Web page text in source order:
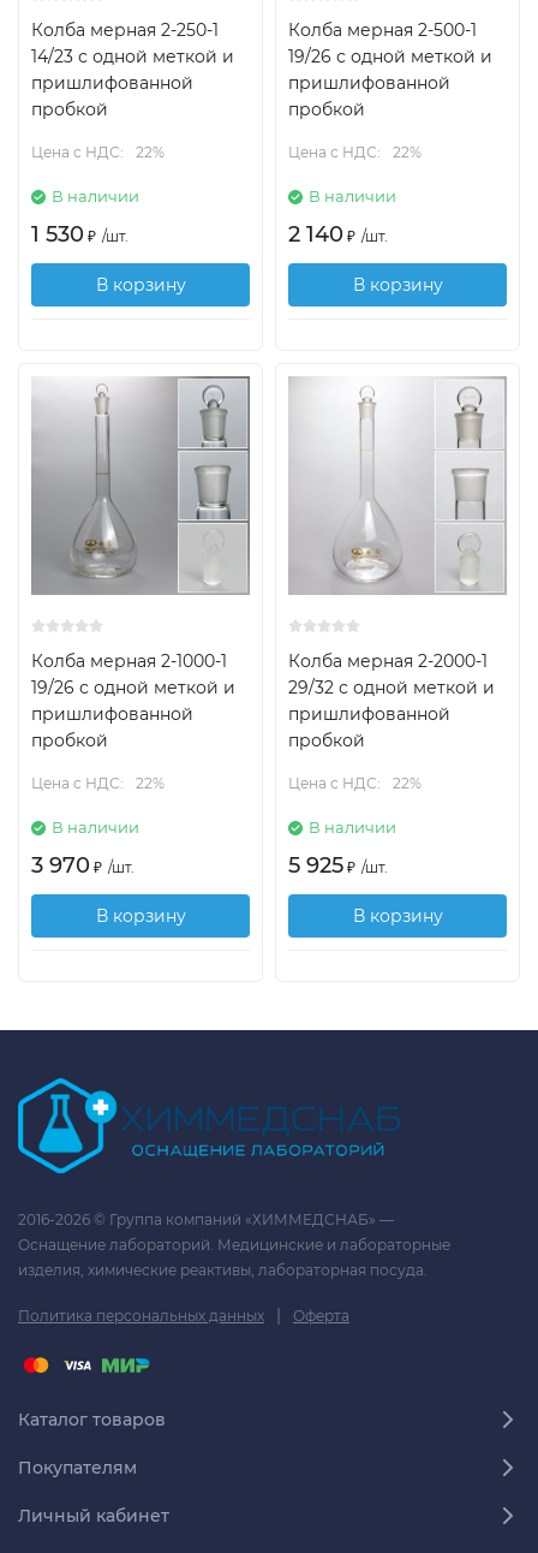
Колба мерная 2-250-1
14/23 с одной меткой и
пришлифованной
пробкой
Цена с НДС: 22%
В наличии
1 530 ₽ /шт.
В корзину
Колба мерная 2-500-1
19/26 с одной меткой и
пришлифованной
пробкой
Цена с НДС: 22%
В наличии
2 140 ₽ /шт.
В корзину
Колба мерная 2-1000-1
19/26 с одной меткой и
пришлифованной
пробкой
Цена с НДС: 22%
В наличии
3 970 ₽ /шт.
В корзину
Колба мерная 2-2000-1
29/32 с одной меткой и
пришлифованной
пробкой
Цена с НДС: 22%
В наличии
5 925 ₽ /шт.
В корзину
2016-2026 © Группа компаний «ХИММЕДСНАБ» —
Оснащение лабораторий. Медицинские и лабораторные
изделия, химические реактивы, лабораторная посуда.
Политика персональных данных | Оферта
Каталог товаров
Покупателям
Личный кабинет